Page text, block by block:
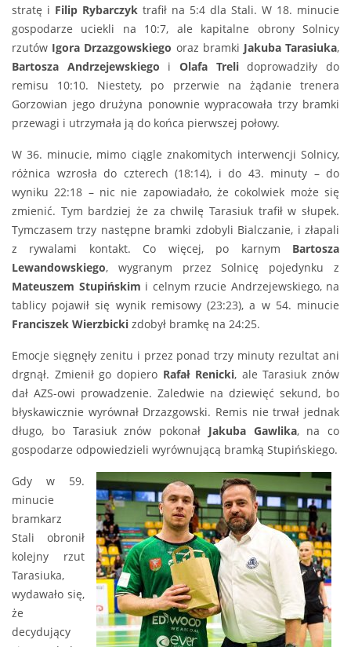
stratę i Filip Rybarczyk trafił na 5:4 dla Stali. W 18. minucie
gospodarze uciekli na 10:7, ale kapitalne obrony Solnicy
rzutów Igora Drzazgowskiego oraz bramki Jakuba Tarasiuka,
Bartosza Andrzejewskiego iOlafa Trelidoprowadziły do
remisu 10:10. Niestety, po przerwie na żądanie trenera
Gorzowian jego drużyna ponownie wypracowała trzy bramki
przewagi i utrzymała ją do końca pierwszej połowy.
W 36. minucie, mimo ciągle znakomitych interwencji Solnicy,
różnica wzrosła do czterech (18:14), i do 43. minuty – do
wyniku 22:18 – nic nie zapowiadało, że cokolwiek może się
zmienić. Tym bardziej że za chwilę Tarasiuk trafił w słupek.
Tymczasem trzy następne bramki zdobyli Bialczanie, i złapali
z rywalami kontakt. Co więcej, po karnym Bartosza
Lewandowskiego, wygranym przez Solnicę pojedynku z
Mateuszem Stupińskim i celnym rzucie Andrzejewskiego, na
tablicy pojawił się wynik remisowy (23:23), a w 54. minucie
Franciszek Wierzbicki zdobył bramkę na 24:25.
Emocje sięgnęły zenitu i przez ponad trzy minuty rezultat ani
drgnął. Zmienił go dopiero Rafał Renicki, ale Tarasiuk znów
dał AZS-owi prowadzenie. Zaledwie na dziewięć sekund, bo
błyskawicznie wyrównał Drzazgowski. Remis nie trwał jednak
długo, bo Tarasiuk znów pokonał Jakuba Gawlika, na co
gospodarze odpowiedzieli wyrównującą bramką Stupińskiego.
Gdy w 59.
minucie
bramkarz
Stali obronił
kolejny rzut
Tarasiuka,
wydawało się,
że
decydujący